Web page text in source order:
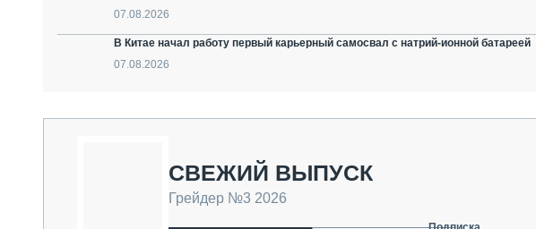
07.08.2026
В Китае начал работу первый карьерный самосвал с натрий-ионной батареей
07.08.2026
СВЕЖИЙ ВЫПУСК
Грейдер №3 2026